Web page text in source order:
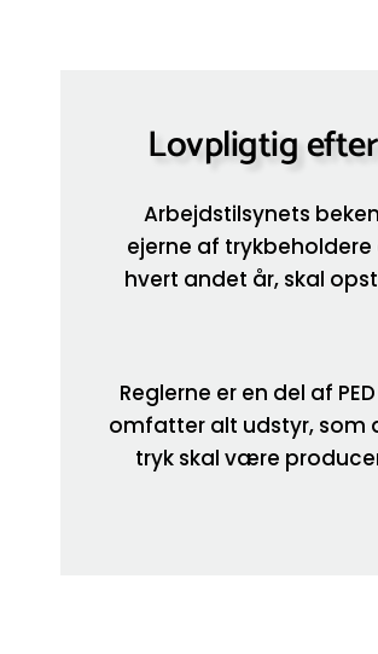
Lovpligtig
Arbejdstilsynets
ejerne af
hvert andet år, skal
Reglerne er en del af
omfatter alt udstyr, som
tryk skal være